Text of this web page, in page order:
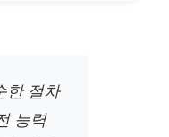
한 절차
능력